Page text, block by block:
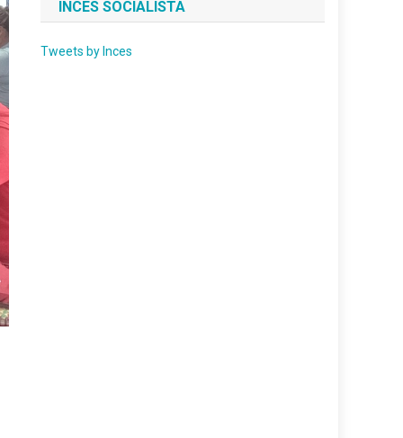
INCES SOCIALISTA
Tweets by Inces